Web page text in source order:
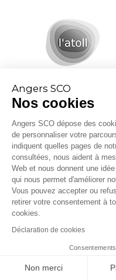
Angers SCO
Nos cookies
Angers SCO dépose des
de personnaliser votre
indiquent quelles pages de
consultées, nous aident à
Web et nous donnent une
qui nous permet d'améliorer
Vous pouvez accepter ou
retirer votre consentement à
cookies.
Déclaration de cookies
Non merci